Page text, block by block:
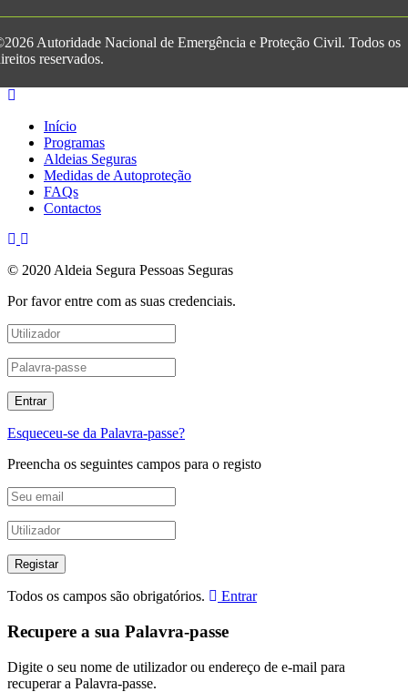
Autoridade Nacional de Emergência e Proteção Civil. Todos os
reservados.
Início
Programas
Aldeias Seguras
Medidas de Autoproteção
FAQs
Contactos
© 2020 Aldeia Segura Pessoas Seguras
Por favor entre com as suas credenciais.
Esqueceu-se da Palavra-passe?
Preencha os seguintes campos para o registo
Todos os campos são obrigatórios. Entrar
Recupere a sua Palavra-passe
Digite o seu nome de utilizador ou endereço de e-mail para
recuperar a Palavra-passe.